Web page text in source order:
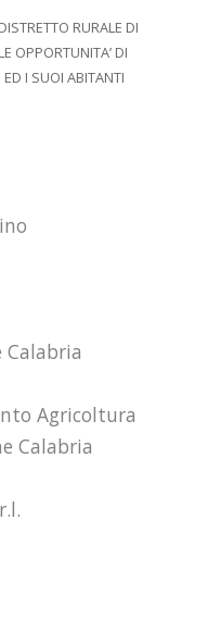
RURALE DI
OPPORTUNITA’ DI
ED I SUOI ABITANTI
Calabria
Agricoltura
Calabria